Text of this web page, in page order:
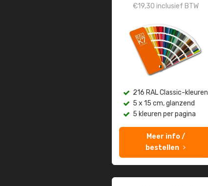
€19,30 inclusief BTW
216 RAL Classic-kleuren
5 x 15 cm, glanzend
5 kleuren per pagina
Meer info /
bestellen